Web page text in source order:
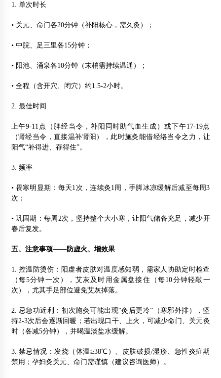
1. 单次时长
• 关元、命门各20分钟（补阳核心，需久灸）；
• 中脘、足三里各15分钟；
• 阳池、涌泉各10分钟（末梢需持续温通）；
• 全程（含开穴、闭穴）约1.5-2小时。
2. 最佳时间
上午9-11点（脾经当令，补阳同时助气血生成）或下午17-19点
（肾经当令，直接温补肾阳），此时施灸能借经络当令之力，让
阳气“补得进、存得住”。
3. 频率
• 畏寒明显期：每天1次，连续灸1周，手脚冰凉缓解后减至每周3
次；
• 巩固期：每周2次，坚持整个大小寒，让阳气储备充足，减少开
春后复发。
五、注意事项——防虚火、增效果
1. 控温防烫伤：阳虚者皮肤对温度感知弱，需家人协助定时检查
（每5分钟一次），艾灰及时用金属盘接住（每10分钟轻敲一
次），尤其手足部位避免艾灰掉落。
2. 忌急功近利：初次施灸可能出现“灸后更冷”（寒邪外排），坚
持2-3次后会逐渐回暖；若出现口干、上火，可减少命门、关元灸
时（各减5分钟），并喝温淡盐水缓解。
3. 禁忌情况：发烧（体温≥38℃）、皮肤破损/湿疹、急性炎症期
禁用；孕妇灸关元、命门需谨慎（建议咨询医师）。